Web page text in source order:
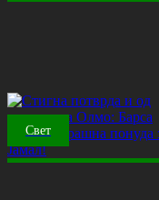
Свет